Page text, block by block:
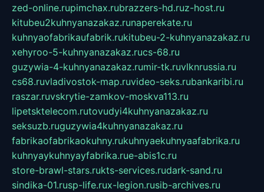
zed-online.rupimchax.rubrazzers-hd.ruz-host.ru
kitubeu2kuhnyanazakaz.runaperekate.ru
kuhnyaofabrikaufabrik.rukitubeu-2-kuhnyanazakaz.ru
xehyroo-5-kuhnyanazakaz.rucs-68.ru
guzywia-4-kuhnyanazakaz.rumir-tk.ruvlknrussia.ru
cs68.ruvladivostok-map.ruvideo-seks.rubankaribi.ru
raszar.ruvskrytie-zamkov-moskva113.ru
lipetsktelecom.rutovudyi4kuhnyanazakaz.ru
seksuzb.ruguzywia4kuhnyanazakaz.ru
fabrikaofabrikaokuhny.rukuhnyaekuhnyaafabrika.ru
kuhnyaykuhnyayfabrika.rue-abis1c.ru
store-brawl-stars.rukts-services.rudark-sand.ru
sindika-01.rusp-life.rux-legion.rusib-archives.ru